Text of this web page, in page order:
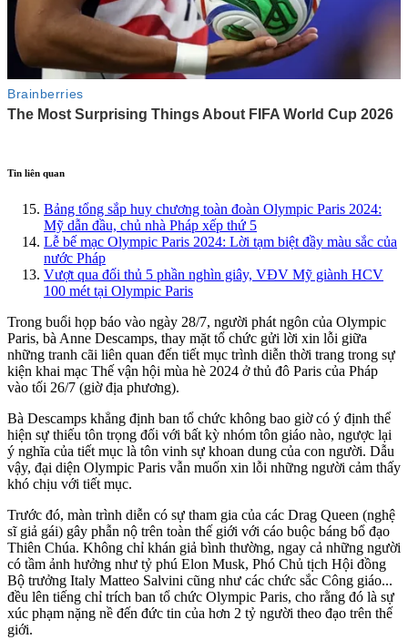
Tin liên quan
Bảng tổng sắp huy chương toàn đoàn Olympic Paris 2024:
Mỹ dẫn đầu, chủ nhà Pháp xếp thứ 5
Lễ bế mạc Olympic Paris 2024: Lời tạm biệt đầy màu sắc của
nước Pháp
Vượt qua đối thủ 5 phần nghìn giây, VĐV Mỹ giành HCV
100 mét tại Olympic Paris
Trong buổi họp báo vào ngày 28/7, người phát ngôn của Olympic
Paris, bà Anne Descamps, thay mặt tổ chức gửi lời xin lỗi giữa
những tranh cãi liên quan đến tiết mục trình diễn thời trang trong sự
kiện khai mạc Thế vận hội mùa hè 2024 ở thủ đô Paris của Pháp
vào tối 26/7 (giờ địa phương).
Bà Descamps khẳng định ban tổ chức không bao giờ có ý định thể
hiện sự thiếu tôn trọng đối với bất kỳ nhóm tôn giáo nào, ngược lại
ý nghĩa của tiết mục là tôn vinh sự khoan dung của con người. Dẫu
vậy, đại diện Olympic Paris vẫn muốn xin lỗi những người cảm thấy
khó chịu với tiết mục.
Trước đó, màn trình diễn có sự tham gia của các Drag Queen (nghệ
sĩ giả gái) gây phẫn nộ trên toàn thế giới với cáo buộc báng bổ đạo
Thiên Chúa. Không chỉ khán giả bình thường, ngay cả những người
có tầm ảnh hưởng như tỷ phú Elon Musk, Phó Chủ tịch Hội đồng
Bộ trưởng Italy Matteo Salvini cũng như các chức sắc Công giáo...
đều lên tiếng chỉ trích ban tổ chức Olympic Paris, cho rằng đó là sự
xúc phạm nặng nề đến đức tin của hơn 2 tỷ người theo đạo trên thế
giới.